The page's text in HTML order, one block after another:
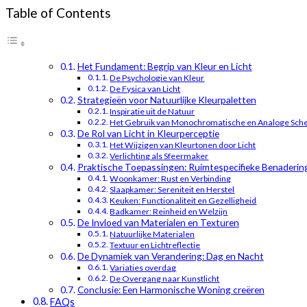
Table of Contents
Het Fundament: Begrip van Kleur en Licht
De Psychologie van Kleur
De Fysica van Licht
Strategieën voor Natuurlijke Kleurpaletten
Inspiratie uit de Natuur
Het Gebruik van Monochromatische en Analoge
De Rol van Licht in Kleurperceptie
Het Wijzigen van Kleurtonen door Licht
Verlichting als Sfeermaker
Praktische Toepassingen: Ruimtespecifieke
Woonkamer: Rust en Verbinding
Slaapkamer: Sereniteit en Herstel
Keuken: Functionaliteit en Gezelligheid
Badkamer: Reinheid en Welzijn
De Invloed van Materialen en Texturen
Natuurlijke Materialen
Textuur en Lichtreflectie
De Dynamiek van Verandering: Dag en Nacht
Variaties overdag
De Overgang naar Kunstlicht
Conclusie: Een Harmonische Woning creëren
FAQs